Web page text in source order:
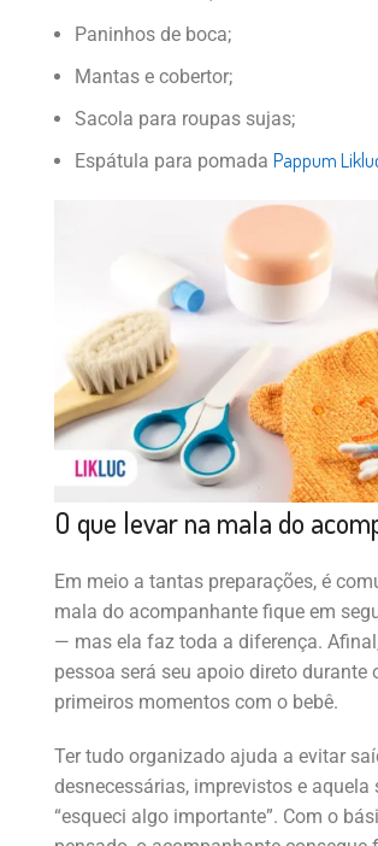
Paninhos de boca;
Mantas e cobertor;
Sacola para roupas sujas;
Espátula para pomada Pappum
O que levar na mala do
Em meio a tantas preparações, é
mala do acompanhante fique em
— mas ela faz toda a diferença.
pessoa será seu apoio direto durante
primeiros momentos com o bebê.
Ter tudo organizado ajuda a evitar
desnecessárias, imprevistos e aquela
“esqueci algo importante”. Com o